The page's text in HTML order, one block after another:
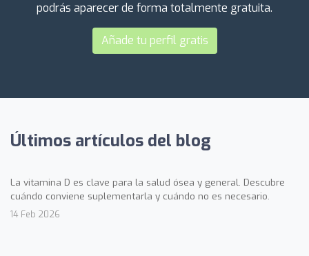
podrás aparecer de forma totalmente gratuita.
Añade tu perfil gratis
Últimos artículos del blog
La vitamina D es clave para la salud ósea y general. Descubre
cuándo conviene suplementarla y cuándo no es necesario.
14 Feb 2026